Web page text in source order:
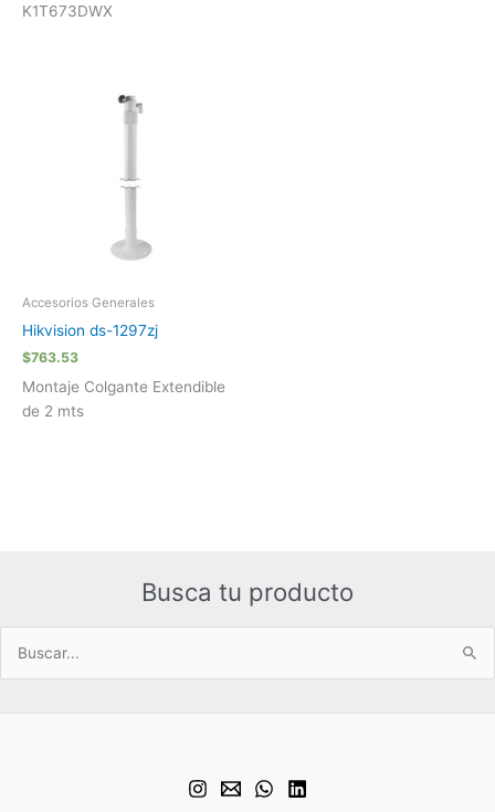
K1T673DWX
Accesorios Generales
Hikvision ds-1297zj
$763.53
Montaje Colgante Extendible
de 2 mts
Busca tu producto
Buscar
por: